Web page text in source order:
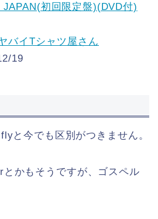
初回限定盤)(DVD付)
バイTシャツ屋さん
19
と今でも区別がつきません。
かもそうですが、ゴスペル